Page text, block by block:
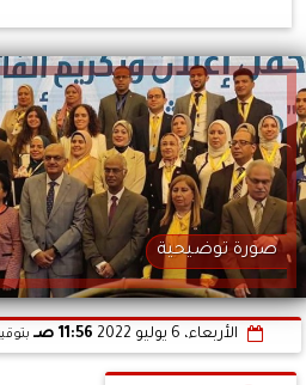
صورة توضيحية
الأربعاء، 6 يوليو 2022 11:56 صـ